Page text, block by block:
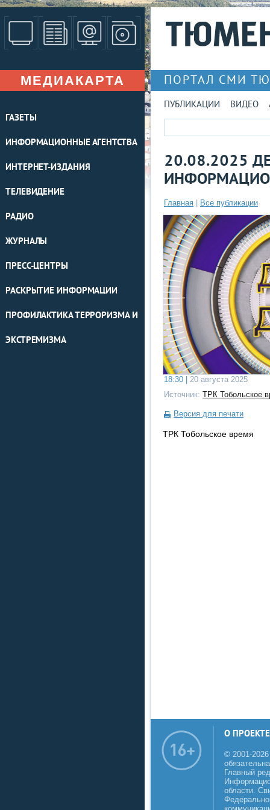
МЕДИАКАРТА
ГАЗЕТЫ
ИНФОРМАЦИОННЫЕ АГЕНТСТВА
ИНТЕРНЕТ-ИЗДАНИЯ
ТЕЛЕВИДЕНИЕ
РАДИО
ЖУРНАЛЫ
ПРЕСС-ЦЕНТРЫ
РАСКРЫТИЕ ИНФОРМАЦИИ
ПРОФИЛАКТИКА ТЕРРОРИЗМА И
ЭКСТРЕМИЗМА
ПОРТАЛ СМИ
ПУБЛИКАЦИИ ВИДЕО
20.08.2025
Главная Все публикации
18:30 |
20 августа 2025
Источник: ТРК Тобольское
Версия для печати
ТРК Тобольское время
О ПРОЕКТЕ
© 2001-
Главный
области.